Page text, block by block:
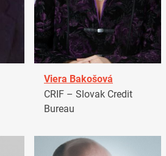
Viera Bakošová
CRIF – Slovak Credit
Bureau